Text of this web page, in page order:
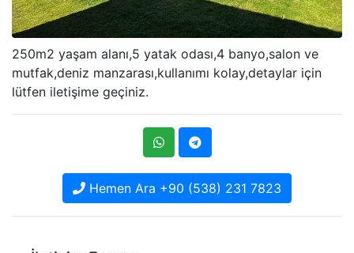
250m2 yaşam alanı,5 yatak odası,4 banyo,salon ve
mutfak,deniz manzarası,kullanımı kolay,detaylar için
lütfen iletişime geçiniz.
Hemen Ara +90 (538) 231 7823